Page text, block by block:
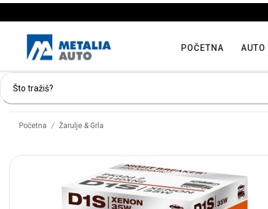
POČETNA AUTO
Početna / Žarulje & Grla